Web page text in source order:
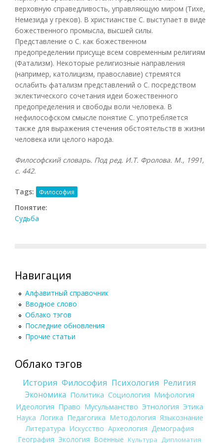
верховную справедливость, управляющую миром (Тихе,
Немезида у греков). В христианстве С. выступает в виде
божественного промысла, высшей силы.
Представление о С. как божественном
предопределении присуще всем современным религиям
(Фатализм). Некоторые религиозные направления
(например, католицизм, православие) стремятся
ослабить фатализм представлений о С. посредством
эклектического сочетания идеи божественного
предопределения и свободы воли человека. В
нефилософском смысле понятие С. употребляется
также для выражения стечения обстоятельств в жизни
человека или целого народа.
Философский словарь. Под ред. И.Т. Фролова. М., 1991,
с. 442.
Tags: Философия
Понятие:
Судьба
Навигация
Алфавитный справочник
Вводное слово
Облако тэгов
Последние обновления
Прочие статьи
Облако тэгов
История Философия Психология Религия
Экономика Политика Социология Мифология
Идеология Право Мусульманство Этнология Этика
Наука Логика Педагогика Методология Языкознание
Литература Искусство Археология Демография
География Экология Военные Культура Дипломатия